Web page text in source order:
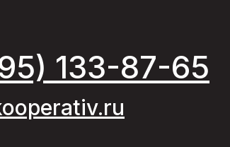
133-87-65